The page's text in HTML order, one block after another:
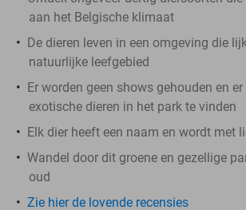
aan het Belgische klimaat
De dieren leven in een omgeving die
natuurlijke leefgebied
Er worden geen shows gehouden en
exotische dieren in het park te vinden
Elk dier heeft een naam en wordt met
Wandel door dit groene en gezellige
oud
Zie hier de lovende recensies